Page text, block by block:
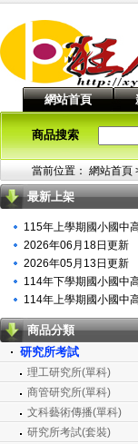
網站首頁
商品搜索
當前位置： 網站首頁
最新上架
115年上學期國小國中
2026年06月18日更新
2026年05月13日更新
114年下學期國小國中
114年上學期國小國中
商品分類
研究所考試
理工研究所(單科)
商管研究所(單科)
文科藝術傳播(單科)
研究所考試(套裝)